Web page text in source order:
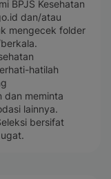
BPJS Kesehatan
dan/atau
mengecek folder
hatilah
dan meminta
lainnya.
bersifat